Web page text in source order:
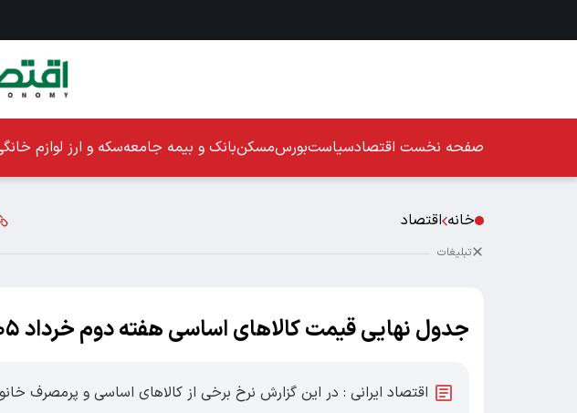
صفحه نخست اقتصادسیاستبورسمسکنبانک و بیمه جامعهسکه و ارز لوازم
خانه اقتصاد
تبلیغات
جدول نهایی قیمت کالاهای اساسی هفته دوم خرداد ۱۴۰۵